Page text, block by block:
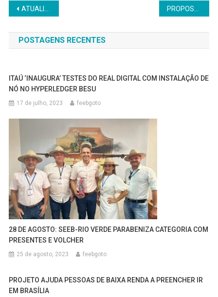
Navegação
de
Post
ATUALIZAÇÃO SOBRE A AÇÃO CIVIL PÚBLICA CONTRA A PREVI E O BANCO DO BRASIL – BENEFÍCIO ESPECIAL TEMPORÁRIO (BET)
POSTAGENS RECENTES
ITAÚ ‘INAUGURA’ TESTES DO REAL DIGITAL COM INSTALAÇÃO DE
NÓ NO HYPERLEDGER BESU
17 de julho, 2023 feebgoto
28 DE AGOSTO: SEEB-RIO VERDE PARABENIZA CATEGORIA COM
PRESENTES E VOLCHER
25 de agosto, 2023 feebgoto
PROJETO AJUDA PESSOAS DE BAIXA RENDA A PREENCHER IR
EM BRASÍLIA